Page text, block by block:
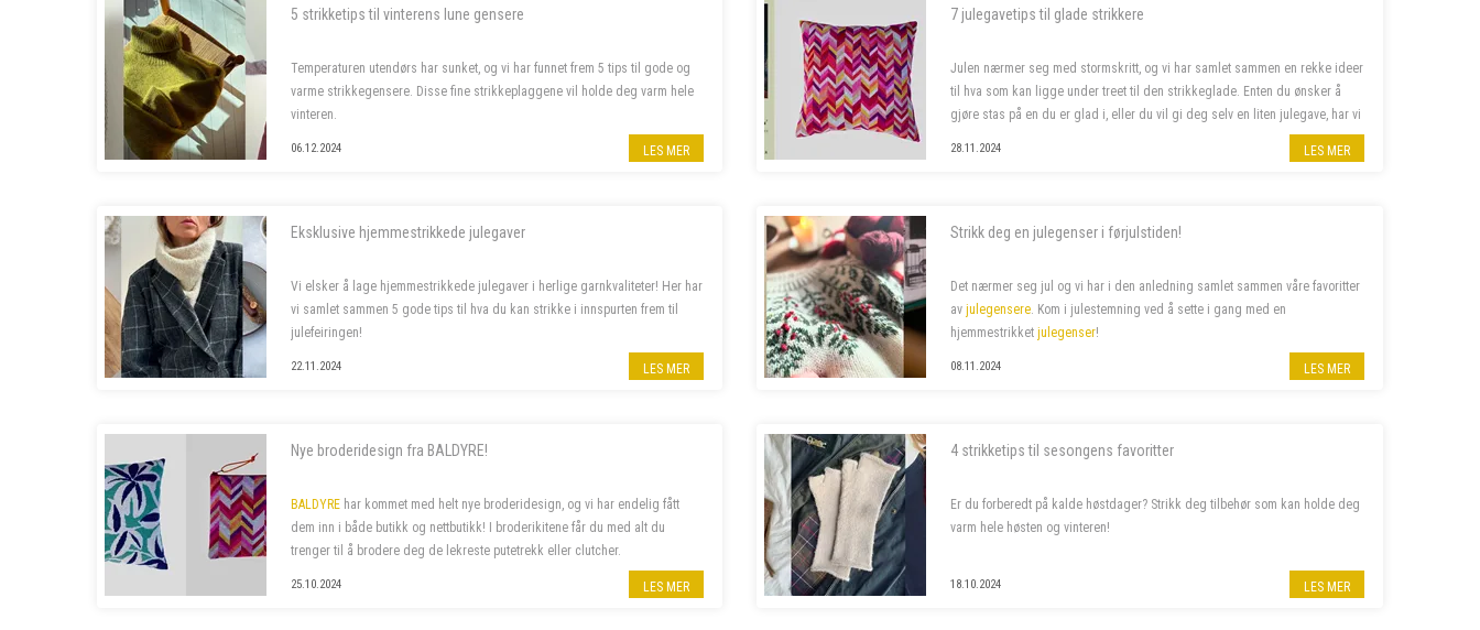
5 strikketips til vinterens lune gensere
Temperaturen utendørs har sunket, og vi har funnet frem 5 tips til gode og
varme strikkegensere. Disse fine strikkeplaggene vil holde deg varm hele
vinteren.
06.12.2024 LES MER
7 julegavetips til glade strikkere
Julen nærmer seg med stormskritt, og vi har samlet sammen en rekke ideer
til hva som kan ligge under treet til den strikkeglade. Enten du ønsker å
gjøre stas på en du er glad i, eller du vil gi deg selv en liten julegave, har vi
28.11.2024 LES MER
Eksklusive hjemmestrikkede julegaver
Vi elsker å lage hjemmestrikkede julegaver i herlige garnkvaliteter! Her har
vi samlet sammen 5 gode tips til hva du kan strikke i innspurten frem til
julefeiringen!
22.11.2024 LES MER
Strikk deg en julegenser i førjulstiden!
Det nærmer seg jul og vi har i den anledning samlet sammen våre favoritter
avjulegensere . Kom i julestemning ved å sette i gang med en
hjemmestrikketjulegenser!
08.11.2024 LES MER
Nye broderidesign fra BALDYRE!
BALDYRE har kommet med helt nye broderidesign, og vi har endelig fått
dem inn i både butikk og nettbutikk! I broderikitene får du med alt du
trenger til å brodere deg de lekreste putetrekk eller clutcher.
25.10.2024 LES MER
4 strikketips til sesongens favoritter
Er du forberedt på kalde høstdager? Strikk deg tilbehør som kan holde deg
varm hele høsten og vinteren!
18.10.2024 LES MER